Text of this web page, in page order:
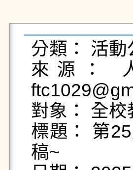
分類： 活
來源：
對象： 全
標題： 第
稿~